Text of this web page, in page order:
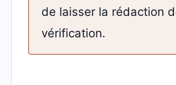
de laisser la rédaction
vérification.